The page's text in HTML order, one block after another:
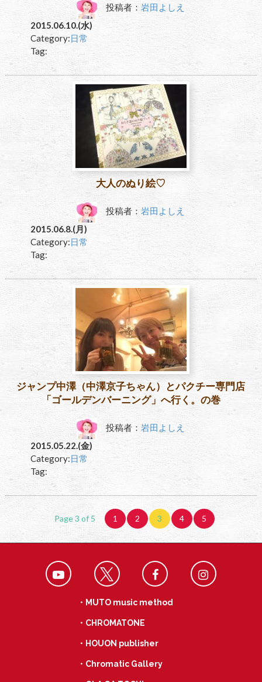
投稿者：岩田よしえ
2015.06.10.(水)
Category:日常
Tag:
大人のぬり絵♡
投稿者：岩田よしえ
2015.06.8.(月)
Category:日常
Tag:
ジャンプ中澤（中澤京子ちゃん）とパクチー専門店
「ゴールデンバーニング」へ行く。の巻
投稿者：岩田よしえ
2015.05.22.(金)
Category:日常
Tag:
Page 3 of 5 1 2 3 4 5
・MUTO music method
・CHROMATONE
・HOUON publisher
・Chromatic Gallery